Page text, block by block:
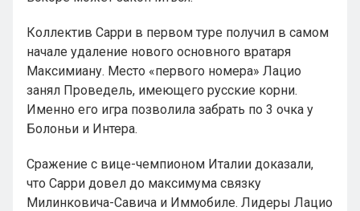
Коллектив Сарри в первом туре получил в самом
начале удаление нового основного вратаря
Максимиану. Место «первого номера» Лацио
занял Проведель, имеющего русские корни.
Именно его игра позволила забрать по 3 очка у
Болоньи и Интера.
Сражение с вице-чемпионом Италии доказали,
что Сарри довел до максимума связку
Милинковича-Савича и Иммобиле. Лидеры Лацио